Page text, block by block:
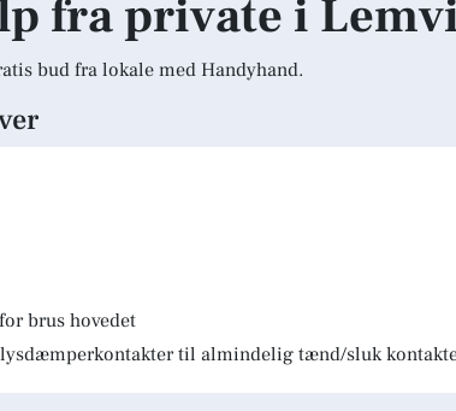
fra private i
bud fra lokale med Handyhand.
brus hovedet
til almindelig tænd/sluk